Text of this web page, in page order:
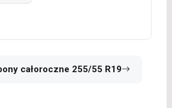
całoroczne 255/55 R19